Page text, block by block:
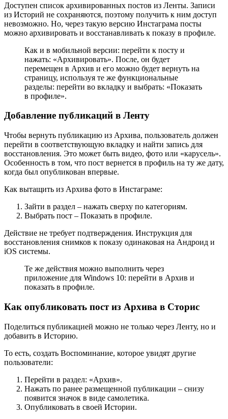
Доступен список архивированных постов из Ленты. Записи
из Историй не сохраняются, поэтому получить к ним доступ
невозможно. Но, через такую версию Инстаграма посты
можно архивировать и восстанавливать к показу в профиле.
Как и в мобильной версии: перейти к посту и
нажать: «Архивировать». После, он будет
перемещен в Архив и его можно будет вернуть на
страницу, используя те же функциональные
разделы: перейти во вкладку и выбрать: «Показать
в профиле».
Добавление публикаций в Ленту
Чтобы вернуть публикацию из Архива, пользователь должен
перейти в соответствующую вкладку и найти запись для
восстановления. Это может быть видео, фото или «карусель».
Особенность в том, что пост вернется в профиль на ту же дату,
когда был опубликован впервые.
Как вытащить из Архива фото в Инстаграме:
Зайти в раздел – нажать сверху по категориям.
Выбрать пост – Показать в профиле.
Действие не требует подтверждения. Инструкция для
восстановления снимков к показу одинаковая на Андроид и
iOS системы.
Те же действия можно выполнить через
приложение для Windows 10: перейти в Архив и
показать в профиле.
Как опубликовать пост из Архива в Сторис
Поделиться публикацией можно не только через Ленту, но и
добавить в Историю.
То есть, создать Воспоминание, которое увидят другие
пользователи:
Перейти в раздел: «Архив».
Нажать по ранее размещенной публикации – снизу
появится значок в виде самолетика.
Опубликовать в своей Истории.